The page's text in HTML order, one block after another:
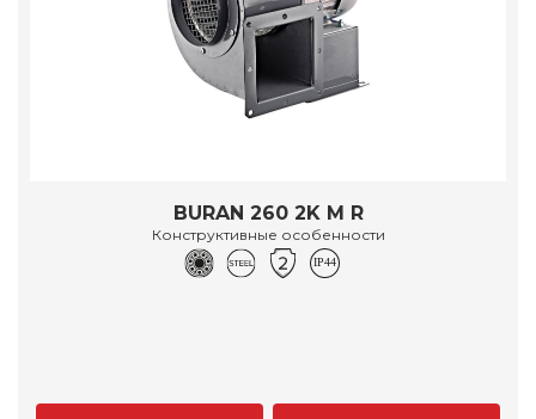
BURAN 260 2K M R
Конструктивные особенности